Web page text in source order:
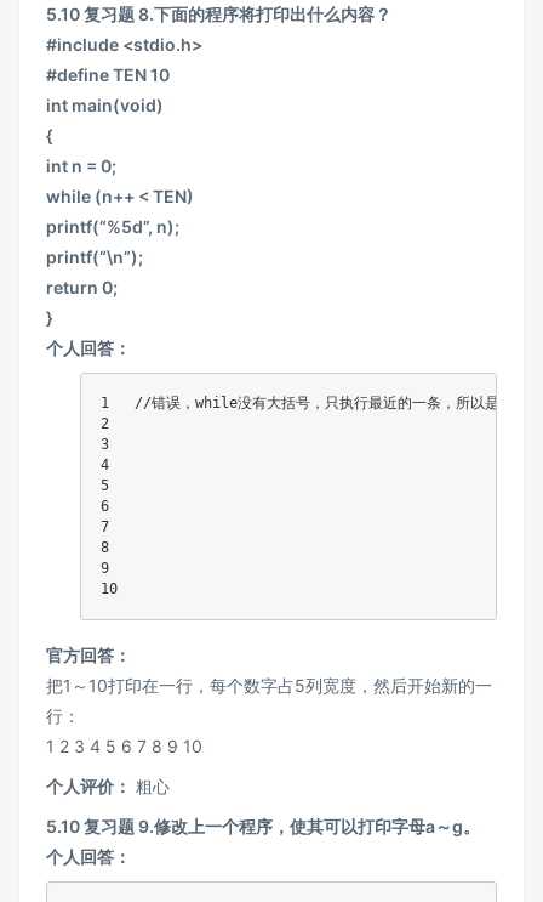
5.10 复习题 8.下面的程序将打印出什么内容？
#include <stdio.h>
#define TEN 10
int main(void)
{
int n = 0;
while (n++ < TEN)
printf(“%5d”, n);
printf(“\n”);
return 0;
}
个人回答：
1   //错误，while没有大括号，只执行最近的一条，所以是横的
2
3
4
5
6
7
8
9
官方回答：
把1～10打印在一行，每个数字占5列宽度，然后开始新的一
行：
1 2 3 4 5 6 7 8 9 10
个人评价： 粗心
5.10 复习题 9.修改上一个程序，使其可以打印字母a～g。
个人回答：